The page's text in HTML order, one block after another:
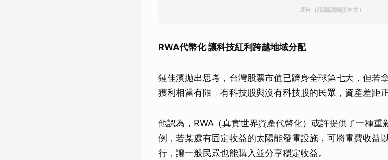
廣告（請繼續閱讀本文）
RWA代幣化 讓科技紅利跨越地域分配
鍾佳濱拋出思考，台灣股票市值已躋身全球第七大，但若
獲利相當有限，有科技股與沒有科技股的民眾，資產差距
他認為，RWA（真實世界資產代幣化）或許提供了一種重
例，若某處有固定收益的太陽能發電設施，可將電費收益
行，讓一般民眾也能購入並分享穩定收益。